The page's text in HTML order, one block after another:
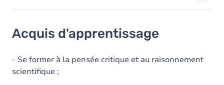
Objectifs
Contenu
Table des matières
Acquis d'apprentissage
- Se former à la pensée critique et au raisonnement
scientifique ;